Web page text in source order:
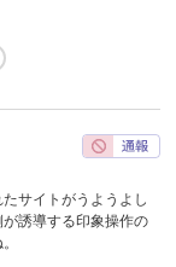
サイトがうようよし
誘導する印象操作の